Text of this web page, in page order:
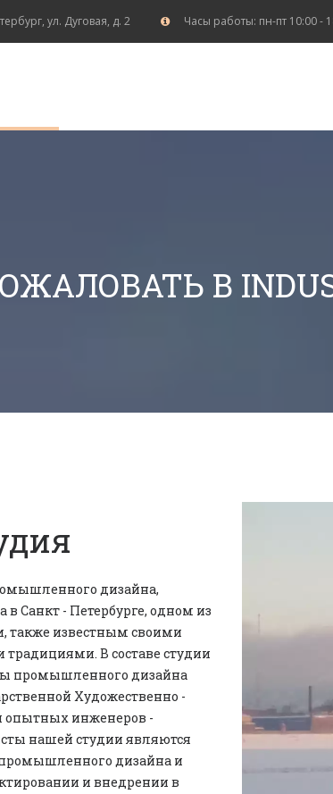
, ул. Дуговая, д. 2 Часы работы: пн-пт 10:00 -
В
дизайна,
Санкт - Петербурге, одном из
также известным своими
В составе студии
промышленного дизайна
Художественно -
инженеров -
нашей студии являются
дизайна и
и внедрении в